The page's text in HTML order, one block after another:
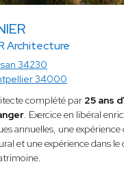
Architecture
34230
34000
complété par 25 ans
. Exercice en libéral
annuelles, une expérience
et une expérience dans le